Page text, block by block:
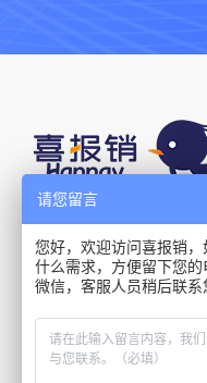
上海星汉信息
电话：400-021-
请您留言
您好，欢迎访问喜报销，
什么需求，方便留下您的
微信，客服人员稍后联系